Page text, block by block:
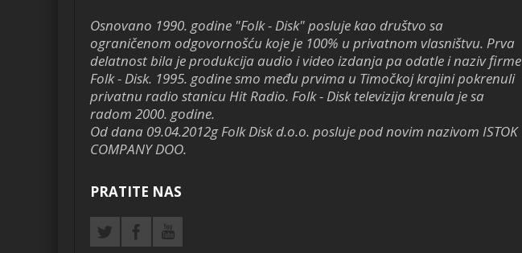
Osnovano 1990. godine "Folk - Disk" posluje kao društvo sa
ograničenom odgovornošću koje je 100% u privatnom vlasništvu. Prva
delatnost bila je produkcija audio i video izdanja pa odatle i naziv firme
Folk - Disk. 1995. godine smo među prvima u Timočkoj krajini pokrenuli
privatnu radio stanicu Hit Radio. Folk - Disk televizija krenula je sa
radom 2000. godine.
Od dana 09.04.2012g Folk Disk d.o.o. posluje pod novim nazivom ISTOK
COMPANY DOO.
PRATITE NAS